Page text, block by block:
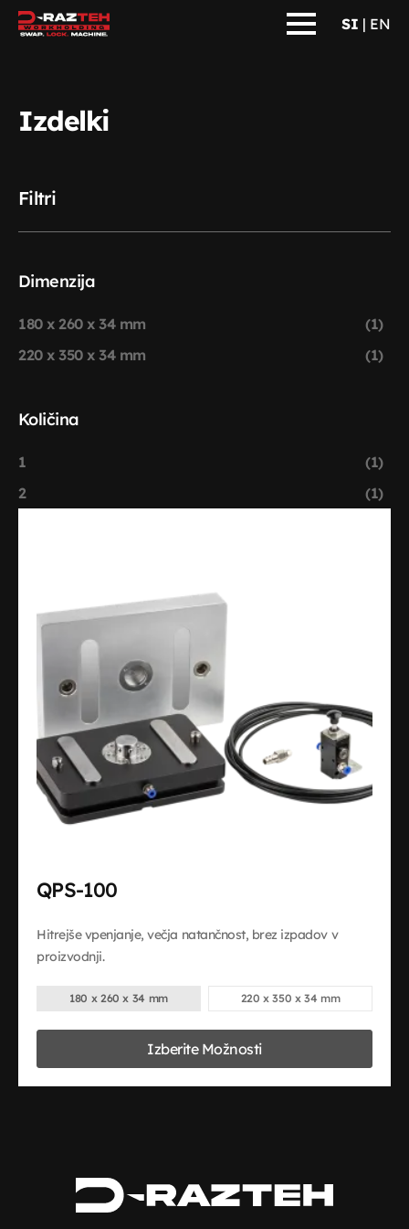
SI | EN
Izdelki
Filtri
Dimenzija
180 x 260 x 34 mm
(1)
220 x 350 x 34 mm
(1)
Količina
1
(1)
2
(1)
180 x 260 x 34 mm 220 x 350 x 34 mm
QPS-100
Hitrejše vpenjanje, večja natančnost, brez izpadov v
proizvodnji.
Izberite Možnosti
izberete